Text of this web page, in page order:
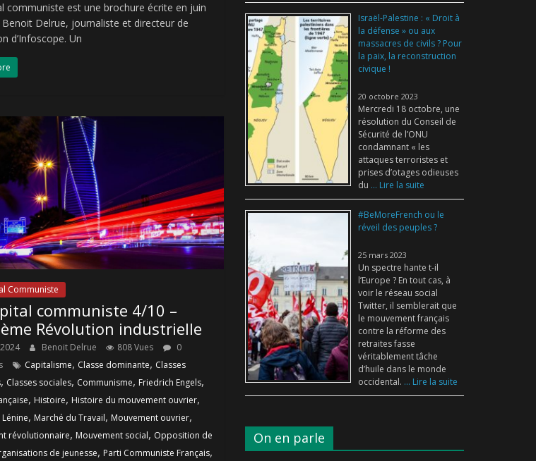
communiste est une brochure écrite en juin
Benoit Delrue, journaliste et directeur de
d’Infoscope. Un
Communiste
communiste 4/10 –
Révolution industrielle
Benoit Delrue 808 Vues
0
Capitalisme, Classe dominante, Classes
, Classes sociales, Communisme, Friedrich Engels,
, Histoire, Histoire du mouvement ouvrier,
Lénine, Marché du Travail, Mouvement ouvrier,
révolutionnaire, Mouvement social, Opposition de
de jeunesse, Parti Communiste Français,
Israël-Palestine : « Droit à
la défense » ou aux
massacres de civils ? Pour
la paix, la reconstruction
civique !
20 octobre 2023
Mercredi 18 octobre, une
résolution du Conseil de
Sécurité de l’ONU
condamnant « les
attaques terroristes et
prises d’otages odieuses
du ... Lire la suite
#BeMoreFrench ou le
réveil des peuples ?
25 mars 2023
Un spectre hante t-il
l’Europe ? En tout cas, à
voir le réseau social
Twitter, il semblerait que
le mouvement français
contre la réforme des
retraites fasse
véritablement tâche
d’huile dans le monde
occidental. ... Lire la suite
On en parle